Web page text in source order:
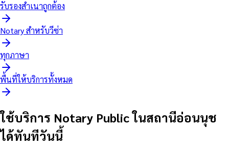
รับรองสำเนาถูกต้อง
Notary สำหรับวีซ่า
ทุกภาษา
พื้นที่ให้บริการทั้งหมด
ใช้บริการ Notary Public ในสถานีอ่อนนุช
ได้ทันทีวันนี้